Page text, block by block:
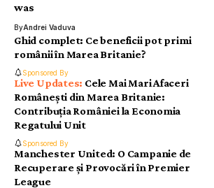
was
ByAndrei Vaduva
Ghid complet: Ce beneficii pot primi
românii în Marea Britanie?
Sponsored By
Cele Mai Mari Afaceri
Românești din Marea Britanie:
Contribuția României la Economia
Regatului Unit
Sponsored By
Manchester United: O Campanie de
Recuperare și Provocări în Premier
League